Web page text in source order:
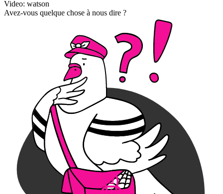
Video: watson
Avez-vous quelque chose à nous dire ?